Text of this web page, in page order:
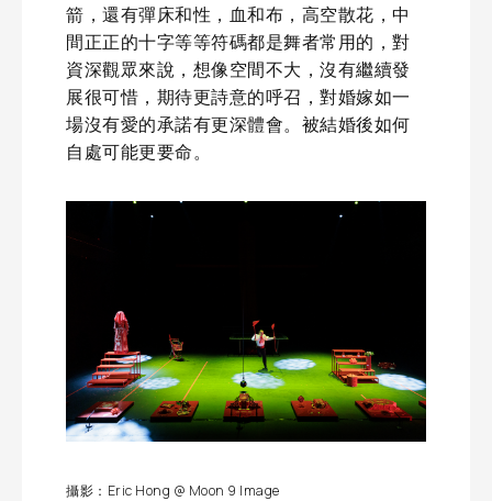
箭，還有彈床和性，血和布，高空散花，中
間正正的十字等等符碼都是舞者常用的，對
資深觀眾來說，想像空間不大，沒有繼續發
展很可惜，期待更詩意的呼召，對婚嫁如一
場沒有愛的承諾有更深體會。被結婚後如何
自處可能更要命。
攝影：Eric Hong @ Moon 9 Image